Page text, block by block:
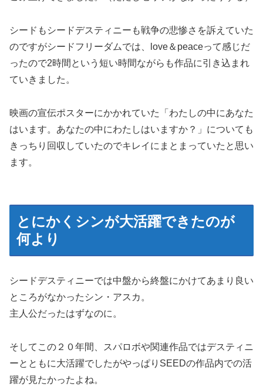
シードもシードデスティニーも戦争の悲惨さを訴えていた
のですがシードフリーダムでは、love＆peaceって感じだ
ったので2時間という短い時間ながらも作品に引き込まれ
ていきました。
映画の宣伝ポスターにかかれていた「わたしの中にあなた
はいます。あなたの中にわたしはいますか？」についても
きっちり回収していたのでキレイにまとまっていたと思い
ます。
とにかくシンが大活躍できたのが
何より
シードデスティニーでは中盤から終盤にかけてあまり良い
ところがなかったシン・アスカ。
主人公だったはずなのに。
そしてこの２０年間、スパロボや関連作品ではデスティニ
ーとともに大活躍でしたがやっぱりSEEDの作品内での活
躍が見たかったよね。